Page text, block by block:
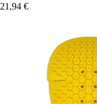
21,94 €